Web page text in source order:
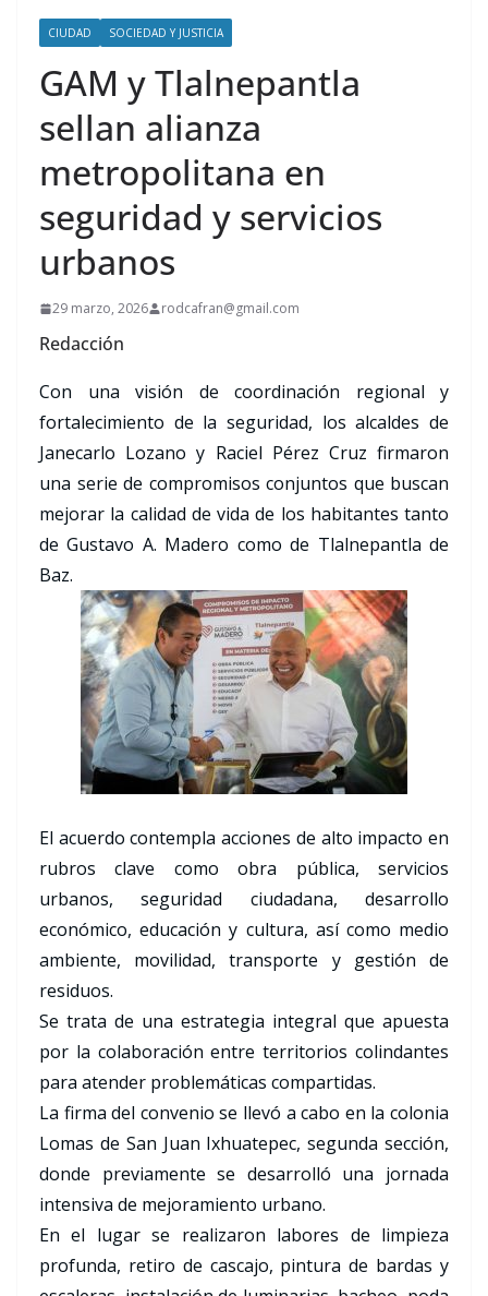
CIUDAD SOCIEDAD Y JUSTICIA
GAM y Tlalnepantla
sellan alianza
metropolitana en
seguridad y servicios
urbanos
29 marzo, 2026 rodcafran@gmail.com
Redacción
Con una visión de coordinación regional y
fortalecimiento de la seguridad, los alcaldes de
Janecarlo Lozano y Raciel Pérez Cruz firmaron
una serie de compromisos conjuntos que buscan
mejorar la calidad de vida de los habitantes tanto
de Gustavo A. Madero como de Tlalnepantla de
Baz.
El acuerdo contempla acciones de alto impacto en
rubros clave como obra pública, servicios
urbanos, seguridad ciudadana, desarrollo
económico, educación y cultura, así como medio
ambiente, movilidad, transporte y gestión de
residuos.
Se trata de una estrategia integral que apuesta
por la colaboración entre territorios colindantes
para atender problemáticas compartidas.
La firma del convenio se llevó a cabo en la colonia
Lomas de San Juan Ixhuatepec, segunda sección,
donde previamente se desarrolló una jornada
intensiva de mejoramiento urbano.
En el lugar se realizaron labores de limpieza
profunda, retiro de cascajo, pintura de bardas y